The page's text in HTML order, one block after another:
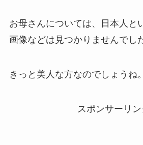
お母さんについては、日本人と
画像などは見つかりませんでし
きっと美人な方なのでしょうね。
スポンサーリン